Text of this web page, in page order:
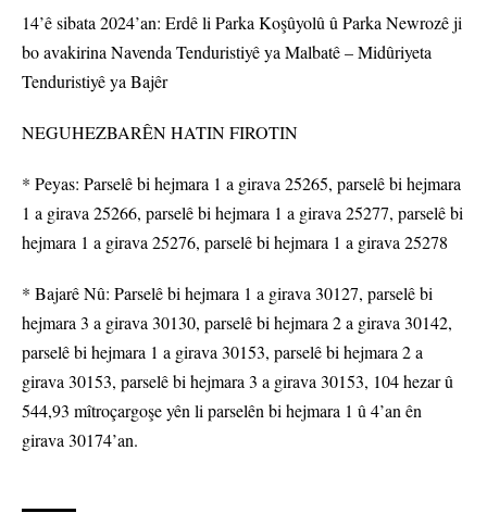
14’ê sibata 2024’an: Erdê li Parka Koşûyolû û Parka Newrozê ji
bo avakirina Navenda Tenduristiyê ya Malbatê – Midûriyeta
Tenduristiyê ya Bajêr
NEGUHEZBARÊN HATIN FIROTIN
* Peyas: Parselê bi hejmara 1 a girava 25265, parselê bi hejmara
1 a girava 25266, parselê bi hejmara 1 a girava 25277, parselê bi
hejmara 1 a girava 25276, parselê bi hejmara 1 a girava 25278
* Bajarê Nû: Parselê bi hejmara 1 a girava 30127, parselê bi
hejmara 3 a girava 30130, parselê bi hejmara 2 a girava 30142,
parselê bi hejmara 1 a girava 30153, parselê bi hejmara 2 a
girava 30153, parselê bi hejmara 3 a girava 30153, 104 hezar û
544,93 mîtroçargoşe yên li parselên bi hejmara 1 û 4’an ên
girava 30174’an.